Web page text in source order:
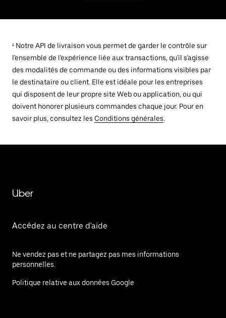
¹ Notre API de livraison vous permet de garder le contrôle sur
l'ensemble de l'expérience liée aux transactions, qu'il s'agisse
des modalités de commande ou des informations visibles par
le destinataire ou client. Elle est idéale pour les entreprises
qui disposent de leur propre site Web ou application, ou qui
doivent honorer plusieurs commandes chaque jour. Pour en
savoir plus, consultez les Conditions générales.
Uber
Accédez au centre d'aide
Ne vendez pas et ne partagez pas mes informations
personnelles.
Politique relative aux données Google